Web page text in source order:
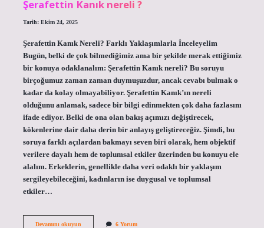
Şerafettin Kanık nereli ?
Tarih: Ekim 24, 2025
Şerafettin Kanık Nereli? Farklı Yaklaşımlarla İnceleyelim
Bugün, belki de çok bilmediğimiz ama bir şekilde merak ettiğimiz
bir konuya odaklanalım: Şerafettin Kanık nereli? Bu soruyu
birçoğumuz zaman zaman duymuşuzdur, ancak cevabı bulmak o
kadar da kolay olmayabiliyor. Şerafettin Kanık’ın nereli
olduğunu anlamak, sadece bir bilgi edinmekten çok daha fazlasını
ifade ediyor. Belki de ona olan bakış açımızı değiştirecek,
kökenlerine dair daha derin bir anlayış geliştireceğiz. Şimdi, bu
soruya farklı açılardan bakmayı seven biri olarak, hem objektif
verilere dayalı hem de toplumsal etkiler üzerinden bu konuyu ele
alalım. Erkeklerin, genellikle daha veri odaklı bir yaklaşım
sergileyebileceğini, kadınların ise duygusal ve toplumsal
etkiler…
Devamını okuyunŞerafettin
6 Yorum